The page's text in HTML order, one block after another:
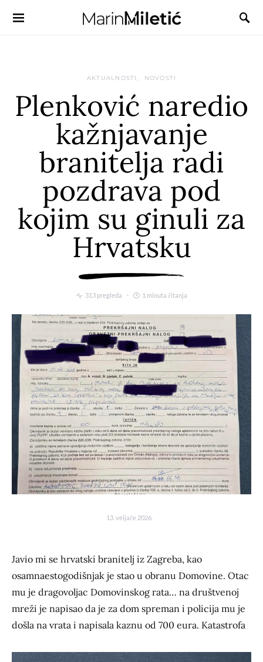
AKTUALNOSTI NOVOSTI
Plenković naredio
kažnjavanje
branitelja radi
pozdrava pod
kojim su ginuli za
Hrvatsku
313 pregleda 1 minuta čitanja
13. veljače 2026.
Javio mi se hrvatski branitelj iz Zagreba, kao
osamnaestogodišnjak je stao u obranu Domovine. Otac
mu je dragovoljac Domovinskog rata… na društvenoj
mreži je napisao da je za dom spreman i policija mu je
došla na vrata i napisala kaznu od 700 eura. Katastrofa